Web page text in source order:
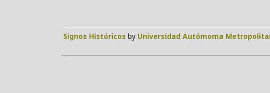
Signos Históricos by Universidad Autómoma